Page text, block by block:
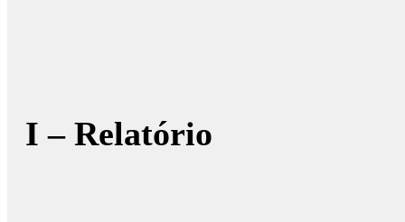
I – Relatório